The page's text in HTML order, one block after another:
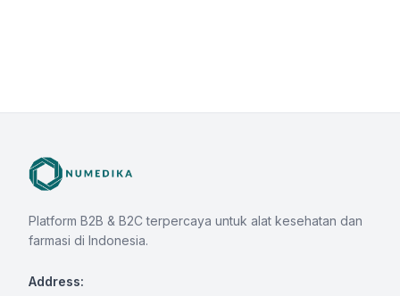
Platform B2B & B2C terpercaya untuk alat kesehatan dan
farmasi di Indonesia.
Address: